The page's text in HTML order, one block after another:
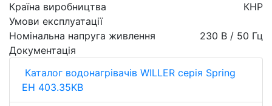
Країна виробництва
КНР
Умови експлуатації
Номінальна напруга живлення
230 В / 50 Гц
Документація
Каталог водонагрівачів WILLER серія Spring
EH 403.35KB